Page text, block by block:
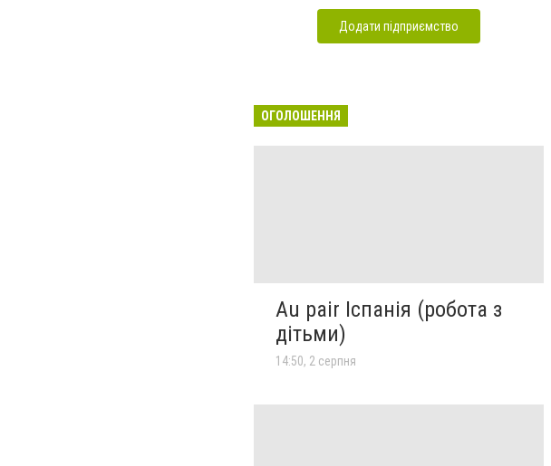
Додати підприємство
ОГОЛОШЕННЯ
Au pair Іспанія (робота з
дітьми)
14:50, 2 серпня